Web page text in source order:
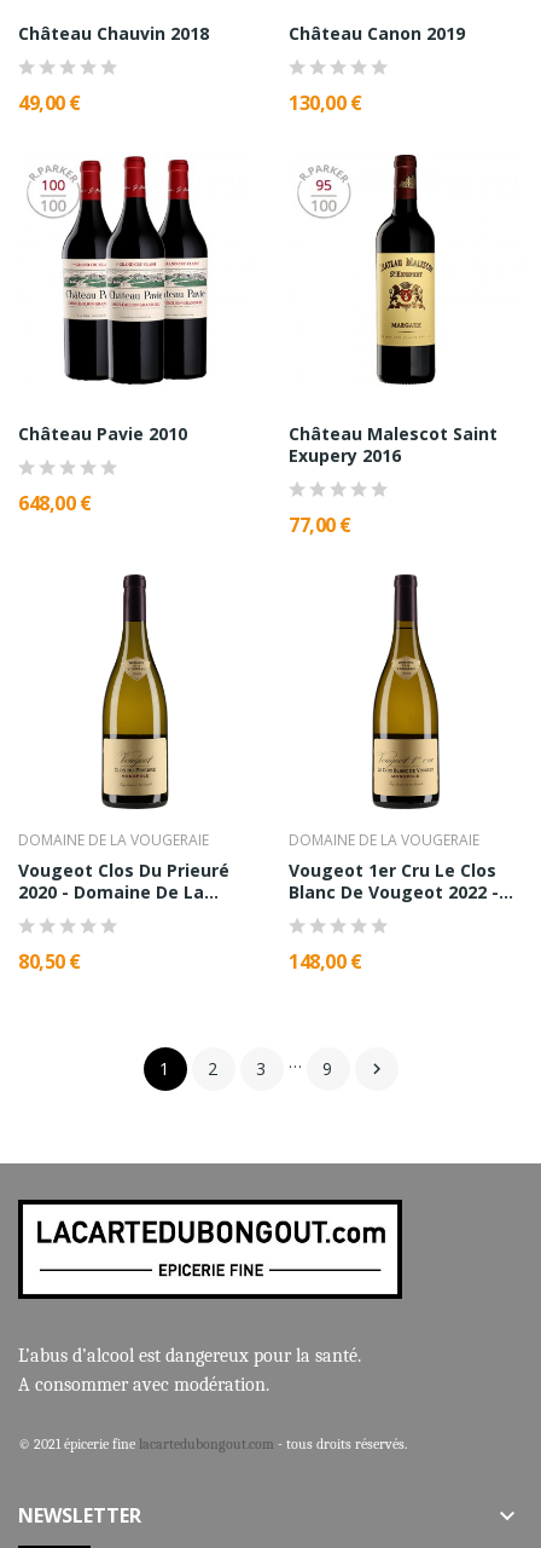
Château Chauvin 2018
49,00 €
Château Canon 2019
130,00 €
Château Pavie 2010
648,00 €
Château Malescot Saint
Exupery 2016
77,00 €
DOMAINE DE LA VOUGERAIE
Vougeot Clos Du Prieuré
2020 - Domaine De La...
80,50 €
DOMAINE DE LA VOUGERAIE
Vougeot 1er Cru Le Clos
Blanc De Vougeot 2022 -...
148,00 €
1 2 3 … 9 
L’abus d’alcool est dangereux pour la santé.
A consommer avec modération.
© 2021 épicerie fine lacartedubongout.com - tous droits réservés.
NEWSLETTER keyboard_arrow_down